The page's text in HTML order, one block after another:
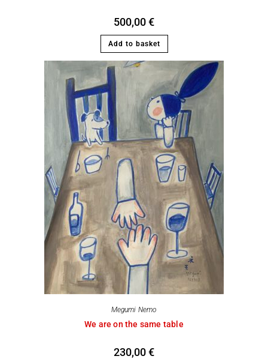
500,00€
Add to basket
Megumi Nemo
We are on the same table
230,00€